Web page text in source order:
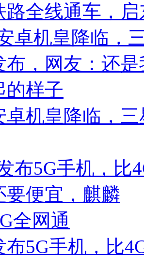
路全线通车，
卓机皇降临，
布5G手机，比